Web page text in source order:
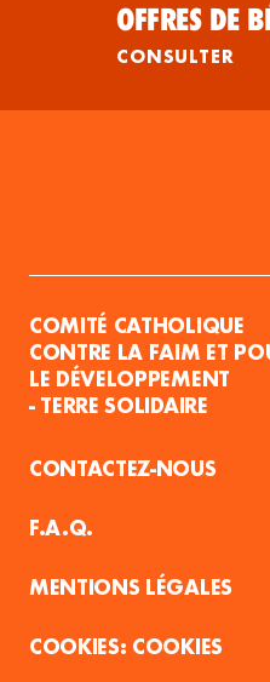
OFFRES DE
CONSULTER
COMITÉ CATHOLIQUE
CONTRE LA FAIM ET
LE DÉVELOPPEMENT
- TERRE SOLIDAIRE
CONTACTEZ-NOUS
F.A.Q.
MENTIONS LÉGALES
COOKIES